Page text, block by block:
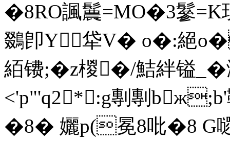
�8RO諷鬞=MO�3鬖=K
鵽卽Y牮V� o�:絕
絔镄;�z椶�/鮚絆镒_�
<'p"'q2*:g剸剸
�8� 孋p(冕8吡�8 G